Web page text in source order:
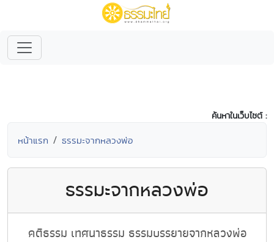
ค้นหาในเว็บไซต์ :
หน้าแรก ธรรมะจากหลวงพ่อ
ธรรมะจากหลวงพ่อ
คติธรรม เทศนาธรรม ธรรมบรรยายจากหลวงพ่อ